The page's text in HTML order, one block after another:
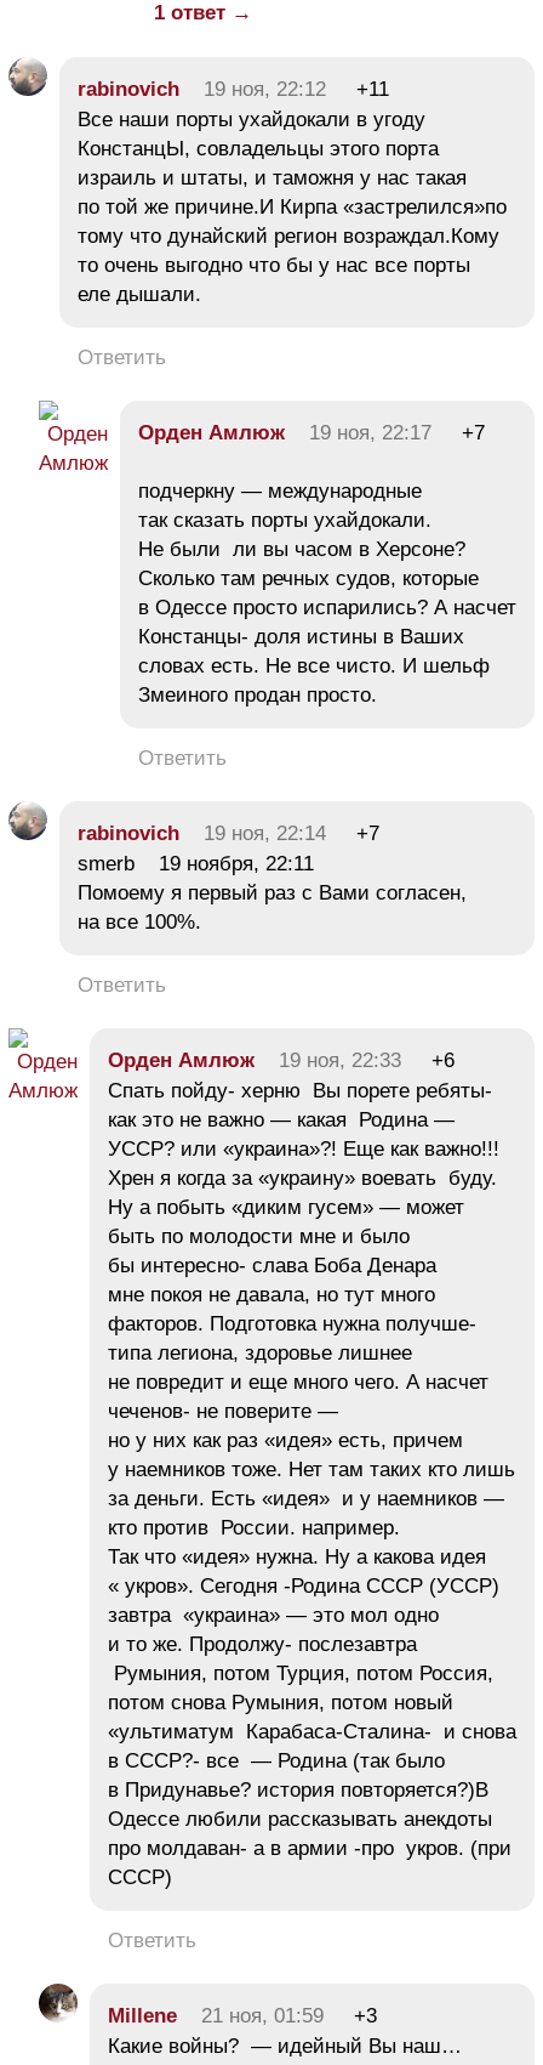
1 ответ →
rabinovich 19 ноя, 22:12
+11
Все наши порты ухайдокали в угоду
КонстанцЫ, совладельцы этого порта
израиль и штаты, и таможня у нас такая
по той же причине.И Кирпа «застрелился»по
тому что дунайский регион возраждал.Кому
то очень выгодно что бы у нас все порты
еле дышали.
Ответить
Орден Амлюж 19 ноя, 22:17 +7
подчеркну — международные
так сказать порты ухайдокали.
Не были ли вы часом в Херсоне?
Сколько там речных судов, которые
в Одессе просто испарились? А насчет
Констанцы- доля истины в Ваших
словах есть. Не все чисто. И шельф
Змеиного продан просто.
Ответить
rabinovich 19 ноя, 22:14
+7
smerb 19 ноября, 22:11
Помоему я первый раз с Вами согласен,
на все 100%.
Ответить
Орден Амлюж 19 ноя, 22:33
+6
Спать пойду- херню Вы порете ребяты-
как это не важно — какая Родина —
УССР? или «украина»?! Еще как важно!!!
Хрен я когда за «украину» воевать буду.
Ну а побыть «диким гусем» — может
быть по молодости мне и было
бы интересно- слава Боба Денара
мне покоя не давала, но тут много
факторов. Подготовка нужна получше-
типа легиона, здоровье лишнее
не повредит и еще много чего. А насчет
чеченов- не поверите —
но у них как раз «идея» есть, причем
у наемников тоже. Нет там таких кто лишь
за деньги. Есть «идея» и у наемников —
кто против России. например.
Так что «идея» нужна. Ну а какова идея
« укров». Сегодня -Родина СССР (УССР)
завтра «украина» — это мол одно
и то же. Продолжу- послезавтра
Румыния, потом Турция, потом Россия,
потом снова Румыния, потом новый
«ультиматум Карабаса-Сталина- и снова
в СССР?- все — Родина (так было
в Придунавье? история повторяется?)В
Одессе любили рассказывать анекдоты
про молдаван- а в армии -про укров. (при
СССР)
Ответить
Millene 21 ноя, 01:59
+3
Какие войны? — идейный Вы наш…